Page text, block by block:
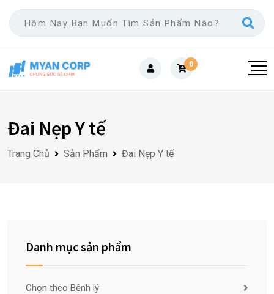
Skip
content
0
Đai Nẹp Y tế
Trang Chủ Sản Phẩm Đai Nẹp Y tế
Danh mục sản phẩm
Chọn theo Bệnh lý